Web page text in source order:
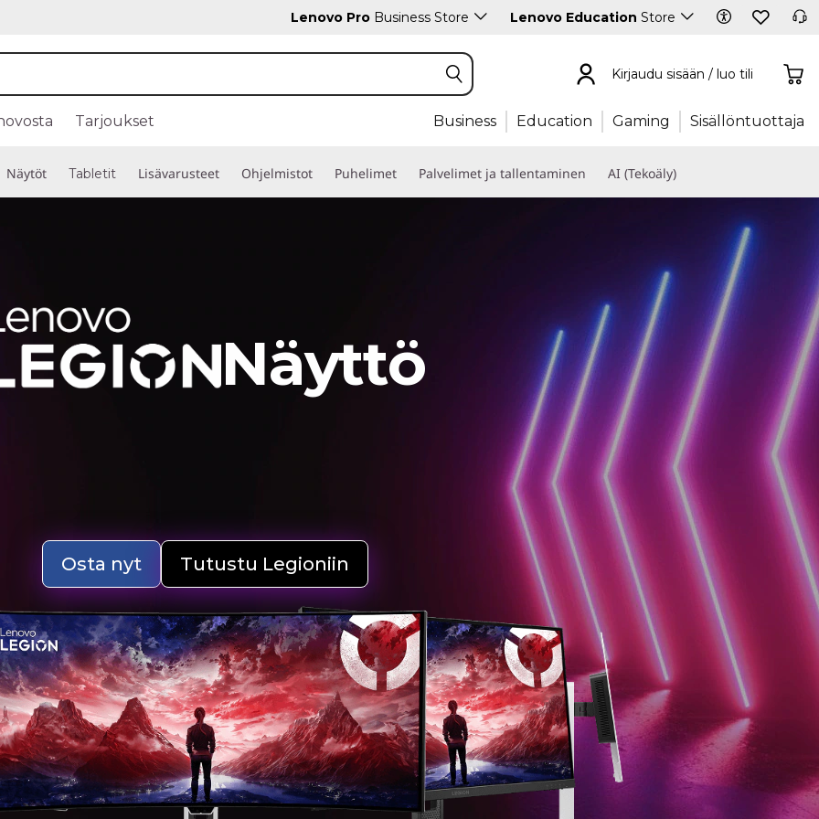
Lenovo Pro Business Store Lenovo Education Store
Kirjaudu sisään / luo tili
Tarjoukset Business Education Gaming Sisällöntuottaja
Näytöt Tabletit Lisävarusteet Ohjelmistot Puhelimet Palvelimet ja tallentaminen AI (Tekoäly)
Näyttö
Osta nyt Tutustu Legioniin